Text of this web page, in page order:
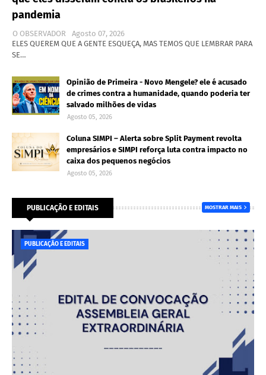
pandemia
O OBSERVADOR
Agosto 07, 2026
ELES QUEREM QUE A GENTE ESQUEÇA, MAS TEMOS QUE LEMBRAR PARA
SE…
Opinião de Primeira - Novo Mengele? ele é acusado
de crimes contra a humanidade, quando poderia ter
salvado milhões de vidas
Agosto 05, 2026
Coluna SIMPI – Alerta sobre Split Payment revolta
empresários e SIMPI reforça luta contra impacto no
caixa dos pequenos negócios
Agosto 05, 2026
PUBLICAÇÃO E EDITAIS MOSTRAR MAIS
PUBLICAÇÃO E EDITAIS